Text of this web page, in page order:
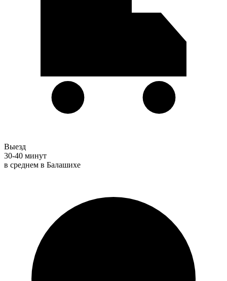
Выезд
30-40 минут
в среднем в Балашихе